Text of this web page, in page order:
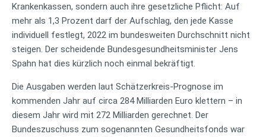
Krankenkassen, sondern auch ihre gesetzliche Pflicht: Auf
mehr als 1,3 Prozent darf der Aufschlag, den jede Kasse
individuell festlegt, 2022 im bundesweiten Durchschnitt nicht
steigen. Der scheidende Bundesgesundheitsminister Jens
Spahn hat dies kürzlich noch einmal bekräftigt.
Die Ausgaben werden laut Schätzerkreis-Prognose im
kommenden Jahr auf circa 284 Milliarden Euro klettern – in
diesem Jahr wird mit 272 Milliarden gerechnet. Der
Bundeszuschuss zum sogenannten Gesundheitsfonds war